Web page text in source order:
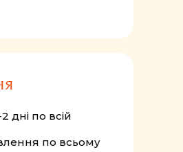
дні по всій
по всьому